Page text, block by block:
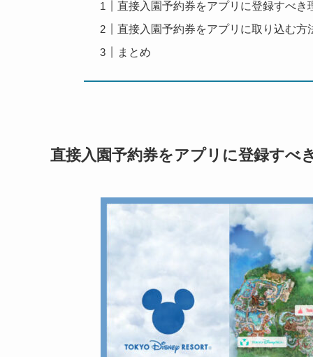
直接入園予約券をアプリに登録すべき
直接入園予約券をアプリに取り込む方
まとめ
直接入園予約券をアプリに登録すべ